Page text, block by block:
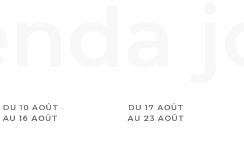
DU 10 AOÛT
AU 16 AOÛT
DU 17 AOÛT
AU 23 AOÛT